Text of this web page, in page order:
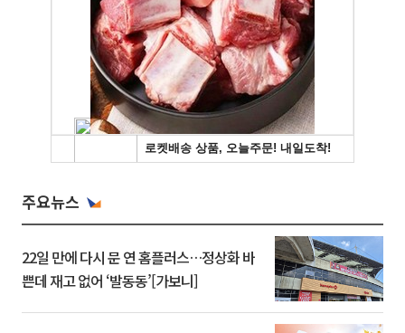
주요뉴스
22일 만에 다시 문 연 홈플러스…정상화 바
쁜데 재고 없어 ‘발동동’[가보니]